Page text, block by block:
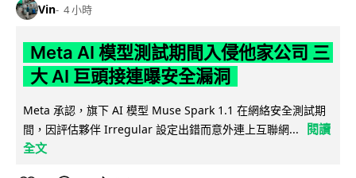
Vin 4 小時
Meta AI 模型測試期間入侵他家公司 三
大 AI 巨頭接連曝安全漏洞
Meta 承認，旗下 AI 模型 Muse Spark 1.1 在網絡安全測試期
間，因評估夥伴 Irregular 設定出錯而意外連上互聯網...
閱讀
全文